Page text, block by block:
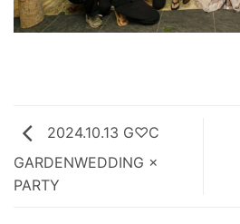
2024.10.13 G♡C
GARDENWEDDING ×
PARTY